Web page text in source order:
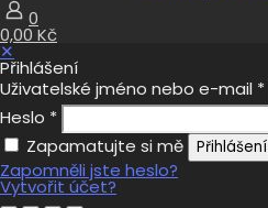
0
0,00 Kč
✕
Přihlášení
Uživatelské jméno nebo e-mail *
Heslo *
Zapamatujte si mě
Přihlášení
Zapomněli jste heslo?
Vytvořit účet?